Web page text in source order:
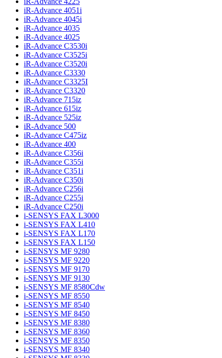
iR-Advance 4051i
iR-Advance 4045i
iR-Advance 4035
iR-Advance 4025
iR-Advance C3530i
iR-Advance C3525i
iR-Advance C3520i
iR-Advance C3330
iR-Advance C3325I
iR-Advance C3320
iR-Advance 715iz
iR-Advance 615iz
iR-Advance 525iz
iR-Advance 500
iR-Advance C475iz
iR-Advance 400
iR-Advance C356i
iR-Advance C355i
iR-Advance C351i
iR-Advance C350i
iR-Advance C256i
iR-Advance C255i
iR-Advance C250i
i-SENSYS FAX L3000
i-SENSYS FAX L410
i-SENSYS FAX L170
i-SENSYS FAX L150
i-SENSYS MF 9280
i-SENSYS MF 9220
i-SENSYS MF 9170
i-SENSYS MF 9130
i-SENSYS MF 8580Cdw
i-SENSYS MF 8550
i-SENSYS MF 8540
i-SENSYS MF 8450
i-SENSYS MF 8380
i-SENSYS MF 8360
i-SENSYS MF 8350
i-SENSYS MF 8340